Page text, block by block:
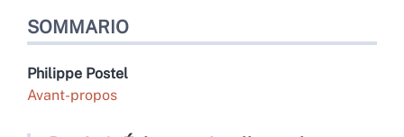
SOMMARIO
Philippe Postel
Avant-propos